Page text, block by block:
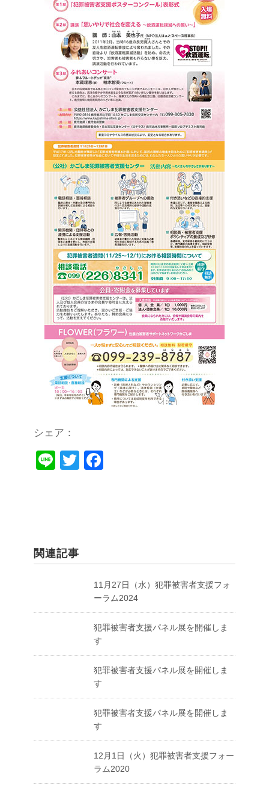
シェア：
Li
T
o
k
関連記事
11月27日（水）犯罪被害者支援フォ
ーラム2024
犯罪被害者支援パネル展を開催しま
す
犯罪被害者支援パネル展を開催しま
す
犯罪被害者支援パネル展を開催しま
す
12月1日（火）犯罪被害者支援フォー
ラム2020